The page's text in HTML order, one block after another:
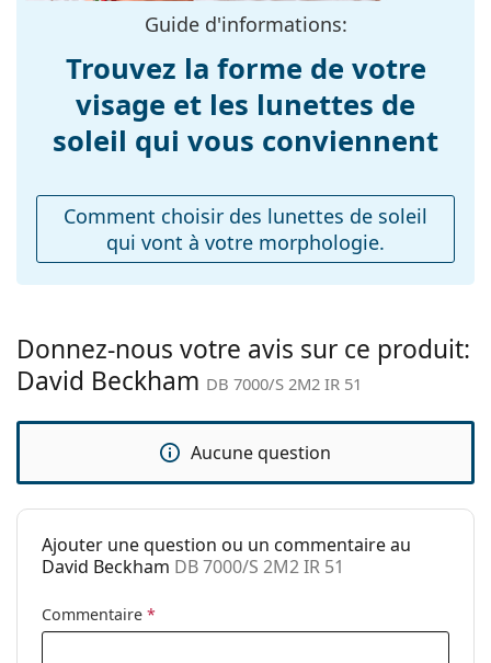
145 mm
Largeur du pont:
20 mm
Accessoires
Étui:
Oui
Tissu de
Oui
Autres
Sexe:
Pour hommes
Catégorie:
Lunettes de soleil
David Beckham
Code:
DB 7000/S 2M2 IR 51
Guide d'informations:
Trouvez la forme de votre
visage et les lunettes de
soleil qui vous conviennent
Comment choisir des lunettes de soleil
qui vont à votre morphologie.
Donnez-nous votre avis sur ce produit:
David Beckham DB 7000/S 2M2 IR 51
Aucune question
Ajouter une question ou un commentaire au
David Beckham DB 7000/S 2M2 IR 51
Commentaire *